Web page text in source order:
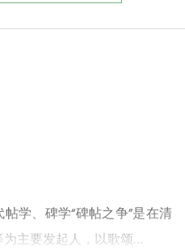
学、碑学“碑帖之争”是在清
主要发起人，以歌颂…